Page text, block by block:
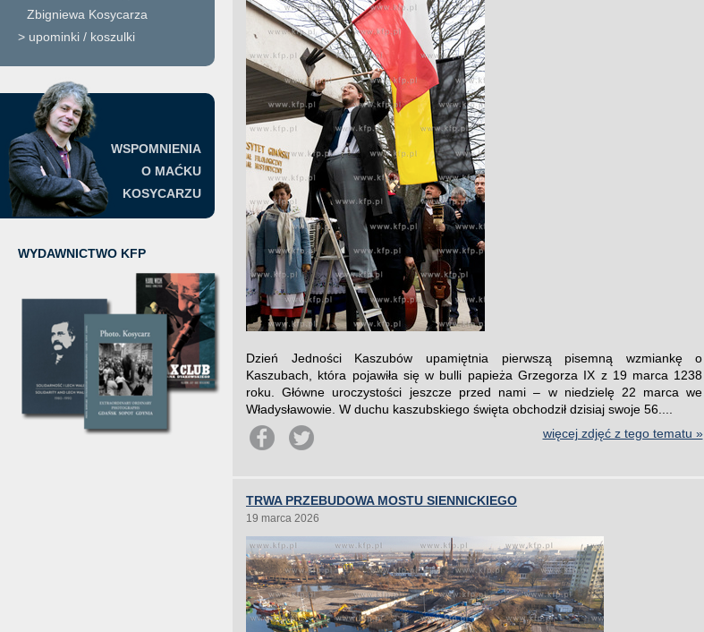
Zbigniewa Kosycarza
> upominki / koszulki
WSPOMNIENIA
O MAĆKU
KOSYCARZU
WYDAWNICTWO KFP
Dzień Jedności Kaszubów upamiętnia pierwszą pisemną wzmiankę o
Kaszubach, która pojawiła się w bulli papieża Grzegorza IX z 19 marca 1238
roku. Główne uroczystości jeszcze przed nami – w niedzielę 22 marca we
Władysławowie. W duchu kaszubskiego święta obchodził dzisiaj swoje 56....
więcej zdjęć z tego tematu »
TRWA PRZEBUDOWA MOSTU SIENNICKIEGO
19 marca 2026